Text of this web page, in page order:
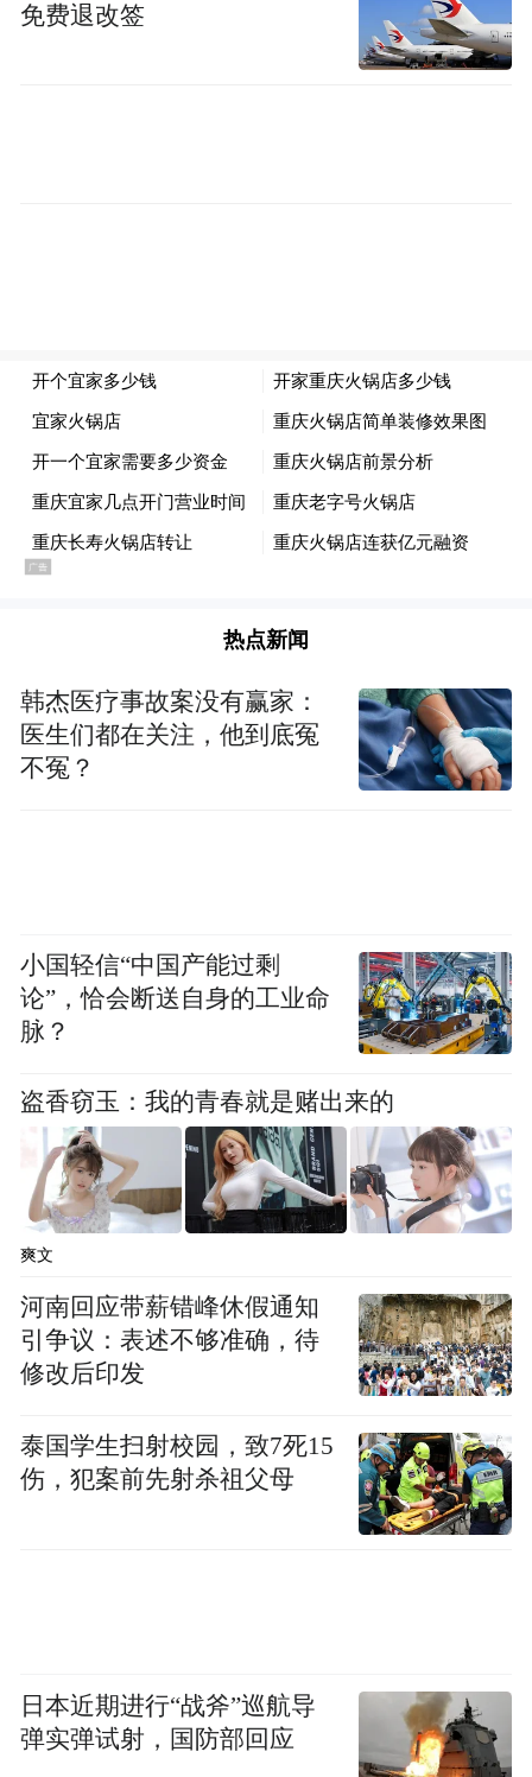
免费退改签
热点新闻
韩杰医疗事故案没有赢家：
医生们都在关注，他到底冤
不冤？
小国轻信“中国产能过剩
论”，恰会断送自身的工业命
脉？
盗香窃玉：我的青春就是赌出来的
爽文
河南回应带薪错峰休假通知
引争议：表述不够准确，待
修改后印发
泰国学生扫射校园，致7死15
伤，犯案前先射杀祖父母
日本近期进行“战斧”巡航导
弹实弹试射，国防部回应